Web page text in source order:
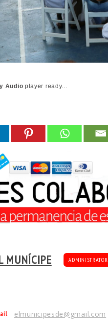
Audio player ready...
MUNÍCIPE ADMINISTRATOR
elmunicipesde@gmail.com